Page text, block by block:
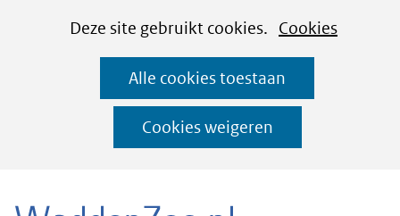
CookiesDeze site gebruikt cookies. Cookies
Alle cookies toestaan
Cookies weigeren
Ga
naar
de
inhoud